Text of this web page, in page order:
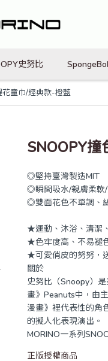
史努比
花童巾/經典款-橙藍
SNOOPY
◎堅持臺灣製造MIT
◎瞬間吸水/親膚柔軟
◎雙面花色不單調、
★運動、沐浴、清潔
★色牢度高、不易褪
★可愛俏皮的努努，
關於
史努比（Snoopy）
畫》Peanuts中，由
漫畫》裡代表性的角
的擬人化表現演出。
MORINO一系列
正版授權商品